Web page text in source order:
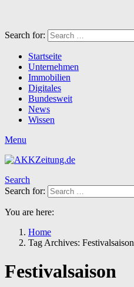
Search for:
Startseite
Unternehmen
Immobilien
Digitales
Bundesweit
News
Wissen
Menu
Search
Search for:
You are here:
Home
Tag Archives: Festivalsaison
Festivalsaison